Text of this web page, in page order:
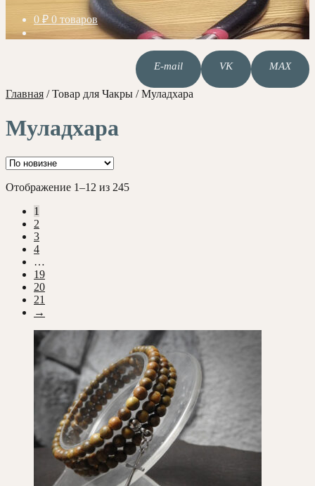
0 ₽ 0 товаров
E-mail VK MAX
Главная /Товар для Чакры /Муладхара
Муладхара
Отображение 1–12 из 245Сортировка:
1
2
3
4
…
19
20
21
→